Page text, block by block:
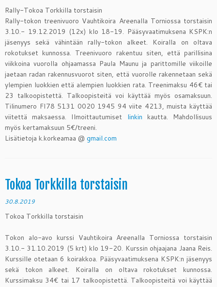
Rally-Tokoa Torkkilla torstaisin
Rally-tokon treenivuoro Vauhtikoira Areenalla Torniossa torstaisin
3.10.- 19.12.2019 (12x) klo 18-19. Pääsyvaatimuksena KSPK:n
jäsenyys sekä vähintään rally-tokon alkeet. Koiralla on oltava
rokotukset kunnossa. Treenivuoro rakentuu siten, että parillisina
viikkoina vuorolla ohjaamassa Paula Maunu ja parittomille viikoille
jaetaan radan rakennusvuorot siten, että vuorolle rakennetaan sekä
ylempien luokkien että alempien luokkien rata. Treenimaksu 46€ tai
23 talkoopistettä. Talkoopisteitä voi käyttää myös osamaksuun.
Tilinumero FI78 5131 0020 1945 94 viite 4213, muista käyttää
viitettä maksaessa. Ilmoittautumiset linkin kautta. Mahdollisuus
myös kertamaksuun 5€/treeni.
Lisätietoja k.korkeamaa @ gmail.com
Tokoa Torkkilla torstaisin
30.8.2019
Tokoa Torkkilla torstaisin
Tokon alo-avo kurssi Vauhtikoira Areenalla Torniossa torstaisin
3.10.- 31.10.2019 (5 krt) klo 19-20. Kurssin ohjaajana Jaana Reis.
Kurssille otetaan 6 koirakkoa. Pääsyvaatimuksena KSPK:n jäsenyys
sekä tokon alkeet. Koiralla on oltava rokotukset kunnossa.
Kurssimaksu 34€ tai 17 talkoopistettä. Talkoopisteitä voi käyttää